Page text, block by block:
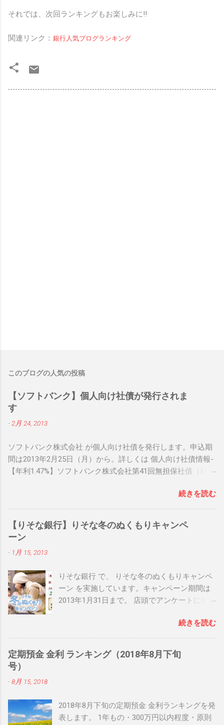
それでは、次回ランキングもお楽しみに!!
関連リンク： 銀行人気ブログランキング
このブログの人気の投稿
【ソフトバンク】個人向け社債が発行されま
す
- 2月 24, 2013
ソフトバンク株式会社 が個人向け社債を発行します。申込期
間は2013年2月25日（月）から。詳しくは 個人向け社債情報-
【年利1.47%】ソフトバンク株式会社第41回無担保社債（社債
向け社債情報 関連リンク： 銀行人気ブログランキング続きを読む
【りそな銀行】りそな冬のぬくもりキャンペ
ーン
- 1月 15, 2013
りそな銀行 で、 りそな冬のぬくもりキャンペ
ーン を実施しています。キャンペーン期間は
2013年1月31日まで。 店頭でアンケートに答
ジナルブランケットが当たるなどの内容とな
っています。 日頃 りそな銀行 を利用してお
り、店頭に行く機会のある方は是非チェック
してみて下さいね！ 関連リンク： りそな冬の
続きを読む
定期預金 金利 ランキング（2018年8月下旬
号）
-8月 15, 2018
2018年8月下旬の定期預金 金利ランキングを発
表します。 1年もの・300万円以内程度・原則